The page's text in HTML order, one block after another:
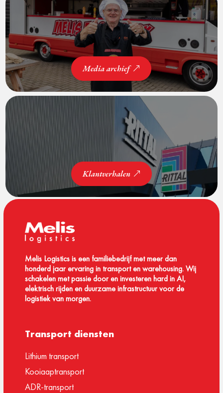
Media archief
Klantverhalen
Melis Logistics is een familiebedrijf met meer dan
honderd jaar ervaring in transport en warehousing. Wij
schakelen met passie door en investeren hard in AI,
elektrisch rijden en duurzame infrastructuur voor de
logistiek van morgen.
Transport diensten
Lithium transport
Kooiaaptransport
ADR-transport